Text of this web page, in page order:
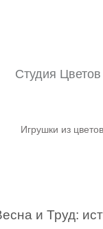
Студия
Игрушки из
и Труд: